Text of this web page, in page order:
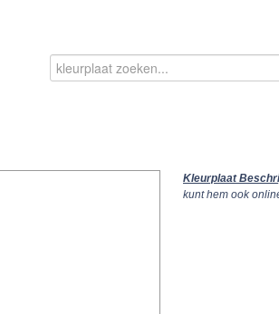
Kleurplaat
kunt hem ook